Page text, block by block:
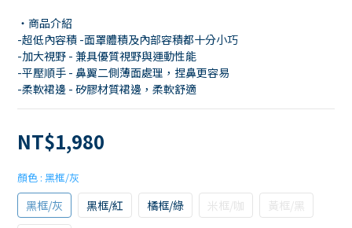
・商品介紹
-超低內容積 -面罩體積及內部容積都十分小巧
-加大視野 - 兼具優質視野與運動性能
-平壓順手 - 鼻翼二側薄面處理，捏鼻更容易
-柔軟裙邊 - 矽膠材質裙邊，柔軟舒適
NT$1,980
顏色 : 黑框/灰
黑框/灰 黑框/紅 橘框/綠 米框/咖
黃框/黑